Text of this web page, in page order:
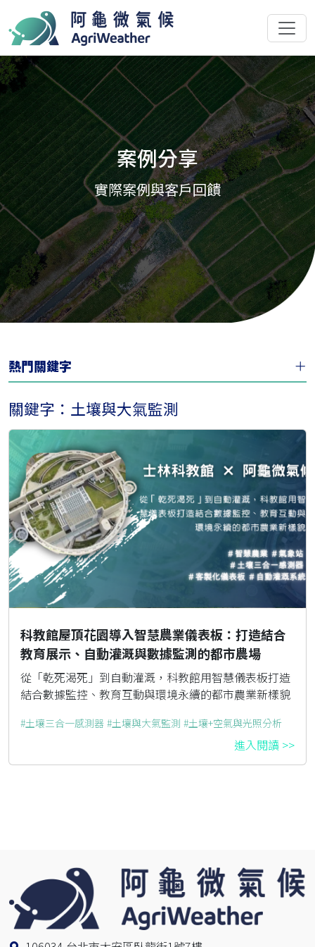
案例分享
實際案例與客戶回饋
熱門關鍵字
關鍵字：土壤與大氣監測
科教館屋頂花園導入智慧農業儀表板：打造結合
教育展示、自動灌溉與數據監測的都市農場
從「乾死渴死」到自動灌溉，科教館用智慧儀表板打造
結合數據監控、教育互動與環境永續的都市農業新樣貌
土壤三合一感測器 土壤與大氣監測 土壤+空氣與光照分析
進入閱讀 >>